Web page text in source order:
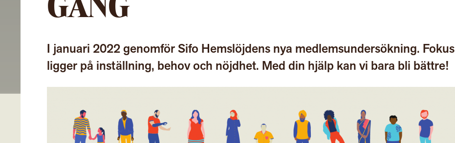
I januari 2022 genomför Sifo Hemslöjdens nya medlemsundersökning. Fokus
ligger på inställning, behov och nöjdhet. Med din hjälp kan vi bara bli bättre!